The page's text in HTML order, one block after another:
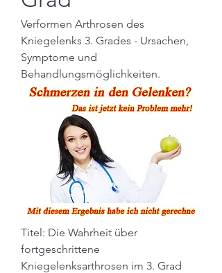
Verformen Arthrosen des
Kniegelenks 3. Grades - Ursachen,
Symptome und
Behandlungsmöglichkeiten.
Titel: Die Wahrheit über
fortgeschrittene
Kniegelenksarthrosen im 3. Grad